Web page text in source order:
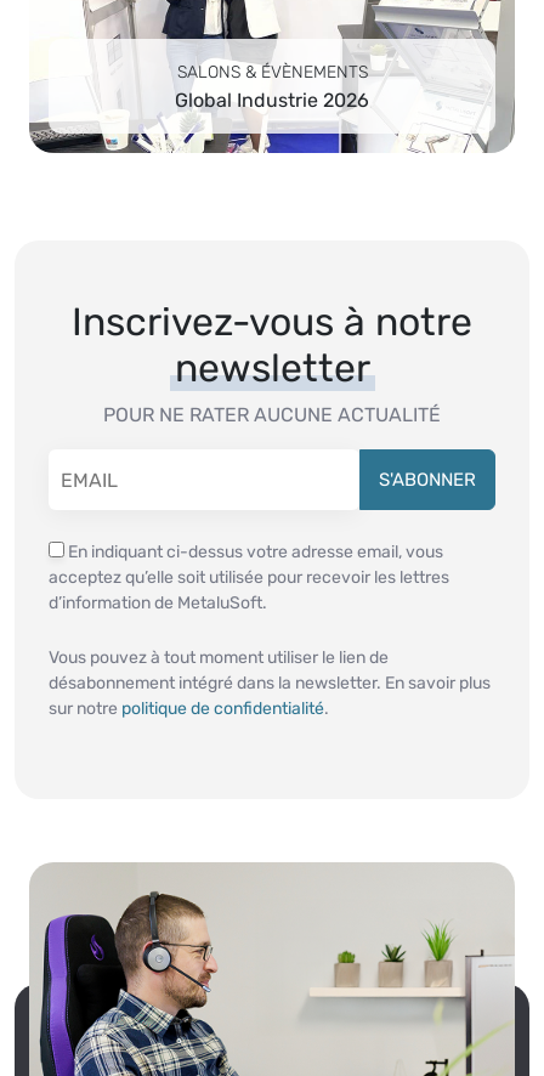
SALONS & ÉVÈNEMENTS
Global Industrie 2026
Inscrivez-vous à notre
newsletter
POUR NE RATER AUCUNE ACTUALITÉ
En indiquant ci-dessus votre adresse email, vous
acceptez qu’elle soit utilisée pour recevoir les lettres
d’information de MetaluSoft.
Vous pouvez à tout moment utiliser le lien de
désabonnement intégré dans la newsletter. En savoir plus
sur notre politique de confidentialité.